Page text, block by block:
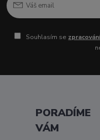
Souhlasím se
PORADÍME
VÁM